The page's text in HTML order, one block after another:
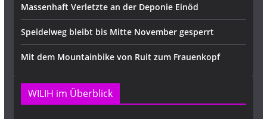
Massenhaft Verletzte an der Deponie Einöd
Speidelweg bleibt bis Mitte November gesperrt
Mit dem Mountainbike von Ruit zum Frauenkopf
WILIH im Überblick